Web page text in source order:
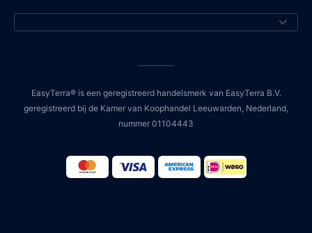
EasyTerra® is een geregistreerd handelsmerk van EasyTerra B.V.
geregistreerd bij de Kamer van Koophandel Leeuwarden, Nederland,
nummer 01104443